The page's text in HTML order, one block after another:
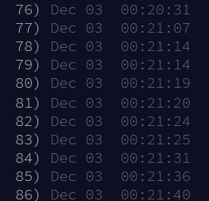
76)
Dec 03  00:20:31
77)
Dec 03  00:21:07
78)
Dec 03  00:21:14
79)
Dec 03  00:21:14
80)
Dec 03  00:21:19
81)
Dec 03  00:21:20
82)
Dec 03  00:21:24
83)
Dec 03  00:21:25
84)
Dec 03  00:21:31
85)
Dec 03  00:21:36
86)
Dec 03  00:21:40